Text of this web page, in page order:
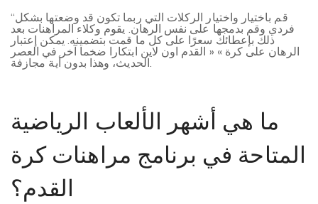
“قم باختيار واختيار الركلات التي ربما تكون قد وضعتها بشكل
فردي وقم بدمجها على نفس الرهان. يقوم وكلاء المراهنات بعد
ذلك بإعطائك سعرًا على كل ما قمت بتضمينه. يمكن إعتبار
الرهان على كرة » « القدم اون لاين ابتكارا ضخما آخر في العصر
الحديث، وهذا بدون أية مجازفة.
ما هي أشهر الألعاب الرياضية
المتاحة في برنامج مراهنات كرة
القدم؟